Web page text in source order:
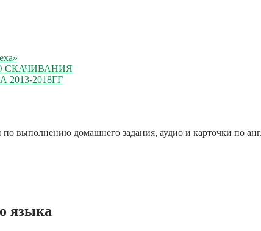
СКАЧИВАНИЯ
2018ГГ
выполнению домашнего задания, аудио и карточки по
языка